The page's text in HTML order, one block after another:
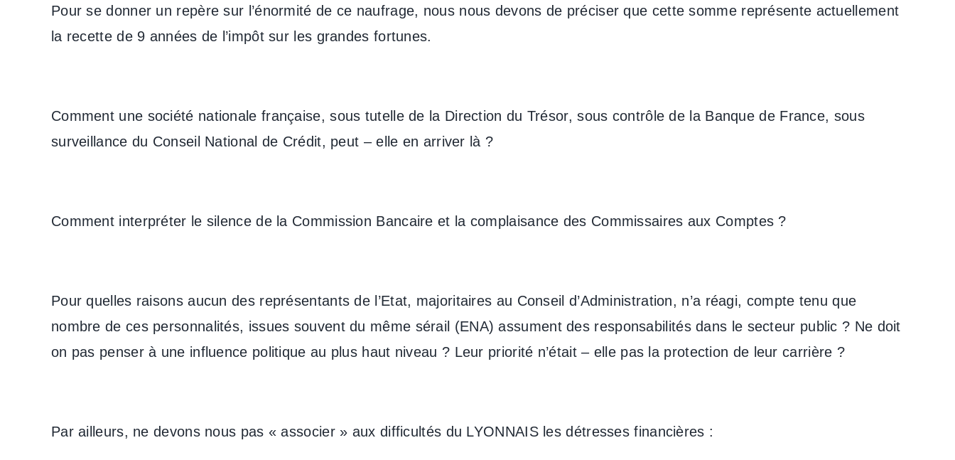
Pour se donner un repère sur l’énormité de ce naufrage, nous nous devons de préciser que cette somme représente actuellement
la recette de 9 années de l’impôt sur les grandes fortunes.
Comment une société nationale française, sous tutelle de la Direction du Trésor, sous contrôle de la Banque de France, sous
surveillance du Conseil National de Crédit, peut – elle en arriver là ?
Comment interpréter le silence de la Commission Bancaire et la complaisance des Commissaires aux Comptes ?
Pour quelles raisons aucun des représentants de l’Etat, majoritaires au Conseil d’Administration, n’a réagi, compte tenu que
nombre de ces personnalités, issues souvent du même sérail (ENA) assument des responsabilités dans le secteur public ? Ne doit
on pas penser à une influence politique au plus haut niveau ? Leur priorité n’était – elle pas la protection de leur carrière ?
Par ailleurs, ne devons nous pas « associer » aux difficultés du LYONNAIS les détresses financières :